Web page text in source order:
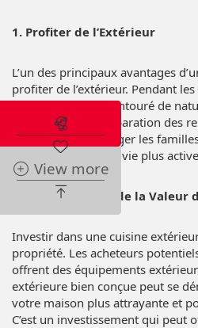
1. Profiter de l’Extérieur
L’un des principaux avantages
profiter de l’extérieur. Pendant
temps à l’air libre, entouré de
de combiner la préparation des
également encourager les
favorisant ainsi une vie plus
2. Augmentation de la Valeur
Investir dans une cuisine
propriété. Les acheteurs
offrent des équipements
extérieure bien conçue peut se
votre maison plus attrayante et
C’est un investissement qui
Abonnez-vous à
View more